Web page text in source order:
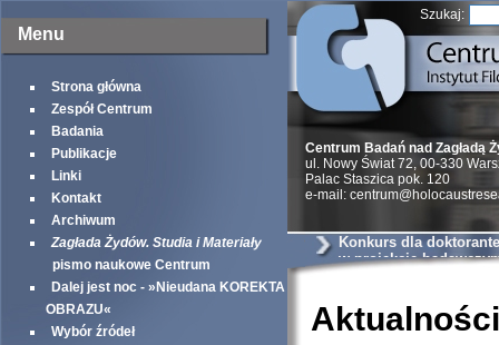
Menu
Strona główna
Zespół Centrum
Badania
Publikacje
Linki
Kontakt
Archiwum
Zagłada Żydów. Studia i Materiały
pismo naukowe Centrum
Dalej jest noc - »Nieudana KOREKTA
OBRAZU«
Wybór źródeł
Szukaj:
Centrum Badań nad Zagładą
ul. Nowy Świat 72, 00-330
Palac Staszica pok. 120
e-mail:
Konkurs dla
w projekcie
Aktualności